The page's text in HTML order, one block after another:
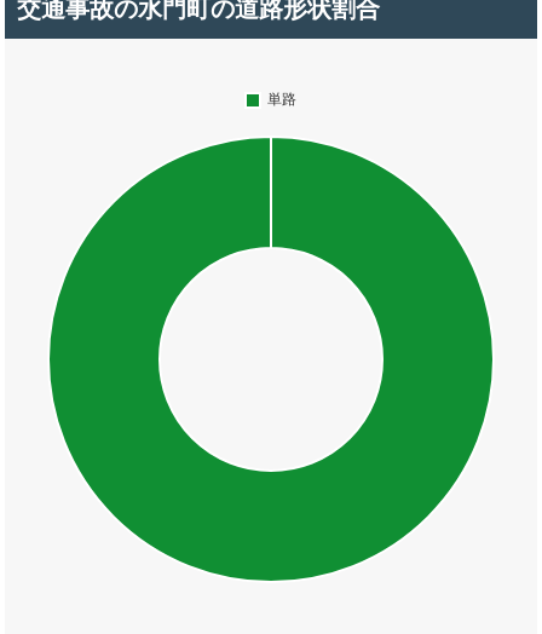
交通事故の水門町の道路形状割合